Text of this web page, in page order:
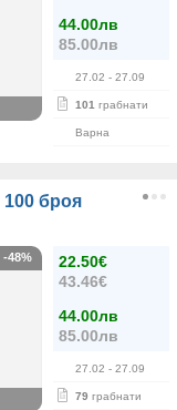
44.00лв
85.00лв
27.02 - 27.09
101 грабнати
Варна
100 броя
22.50€
43.46€
44.00лв
85.00лв
27.02 - 27.09
79 грабнати
-48%